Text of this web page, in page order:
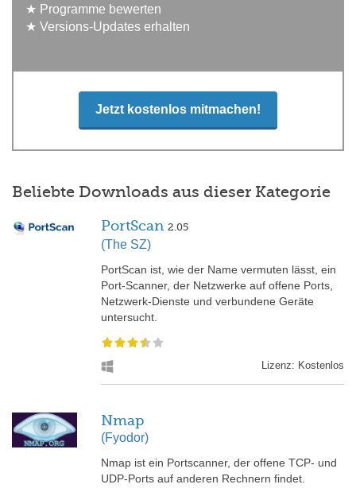
★ Programme bewerten
★ Versions-Updates erhalten
Jetzt kostenlos mitmachen!
Beliebte Downloads aus dieser Kategorie
PortScan 2.05
(The SZ)
PortScan ist, wie der Name vermuten lässt, ein
Port-Scanner, der Netzwerke auf offene Ports,
Netzwerk-Dienste und verbundene Geräte
untersucht.
Lizenz: Kostenlos
Nmap
(Fyodor)
Nmap ist ein Portscanner, der offene TCP- und
UDP-Ports auf anderen Rechnern findet.